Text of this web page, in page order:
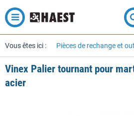
Vous êtes ici : Pièces de rechange et
Vinex Palier tournant pour
acier